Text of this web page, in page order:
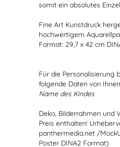
somit ein absolutes
Fine Art Kunstdruck
hochwertigem
Format: 29,7 x 42 cm
Für die Personalisierung
folgende Daten von
Name des Kindes
Deko, Bilderrahmen und
Preis enthalten!
panthermedia.net /
Poster DINA2 Format)